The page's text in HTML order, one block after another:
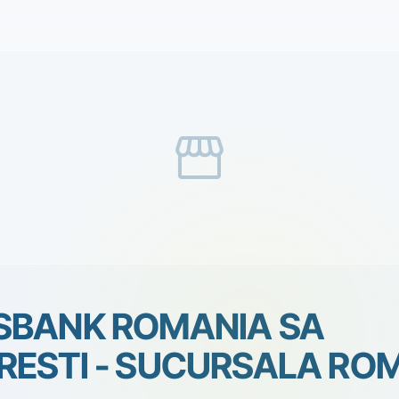
storefront
ROMANIA SA
- SUCURSALA